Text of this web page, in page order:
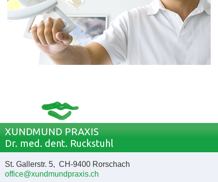
XUNDMUND PRAXIS
Dr. med. dent. Ruckstuhl
St. Gallerstr. 5, CH-9400 Rorschach
office@xundmundpraxis.ch